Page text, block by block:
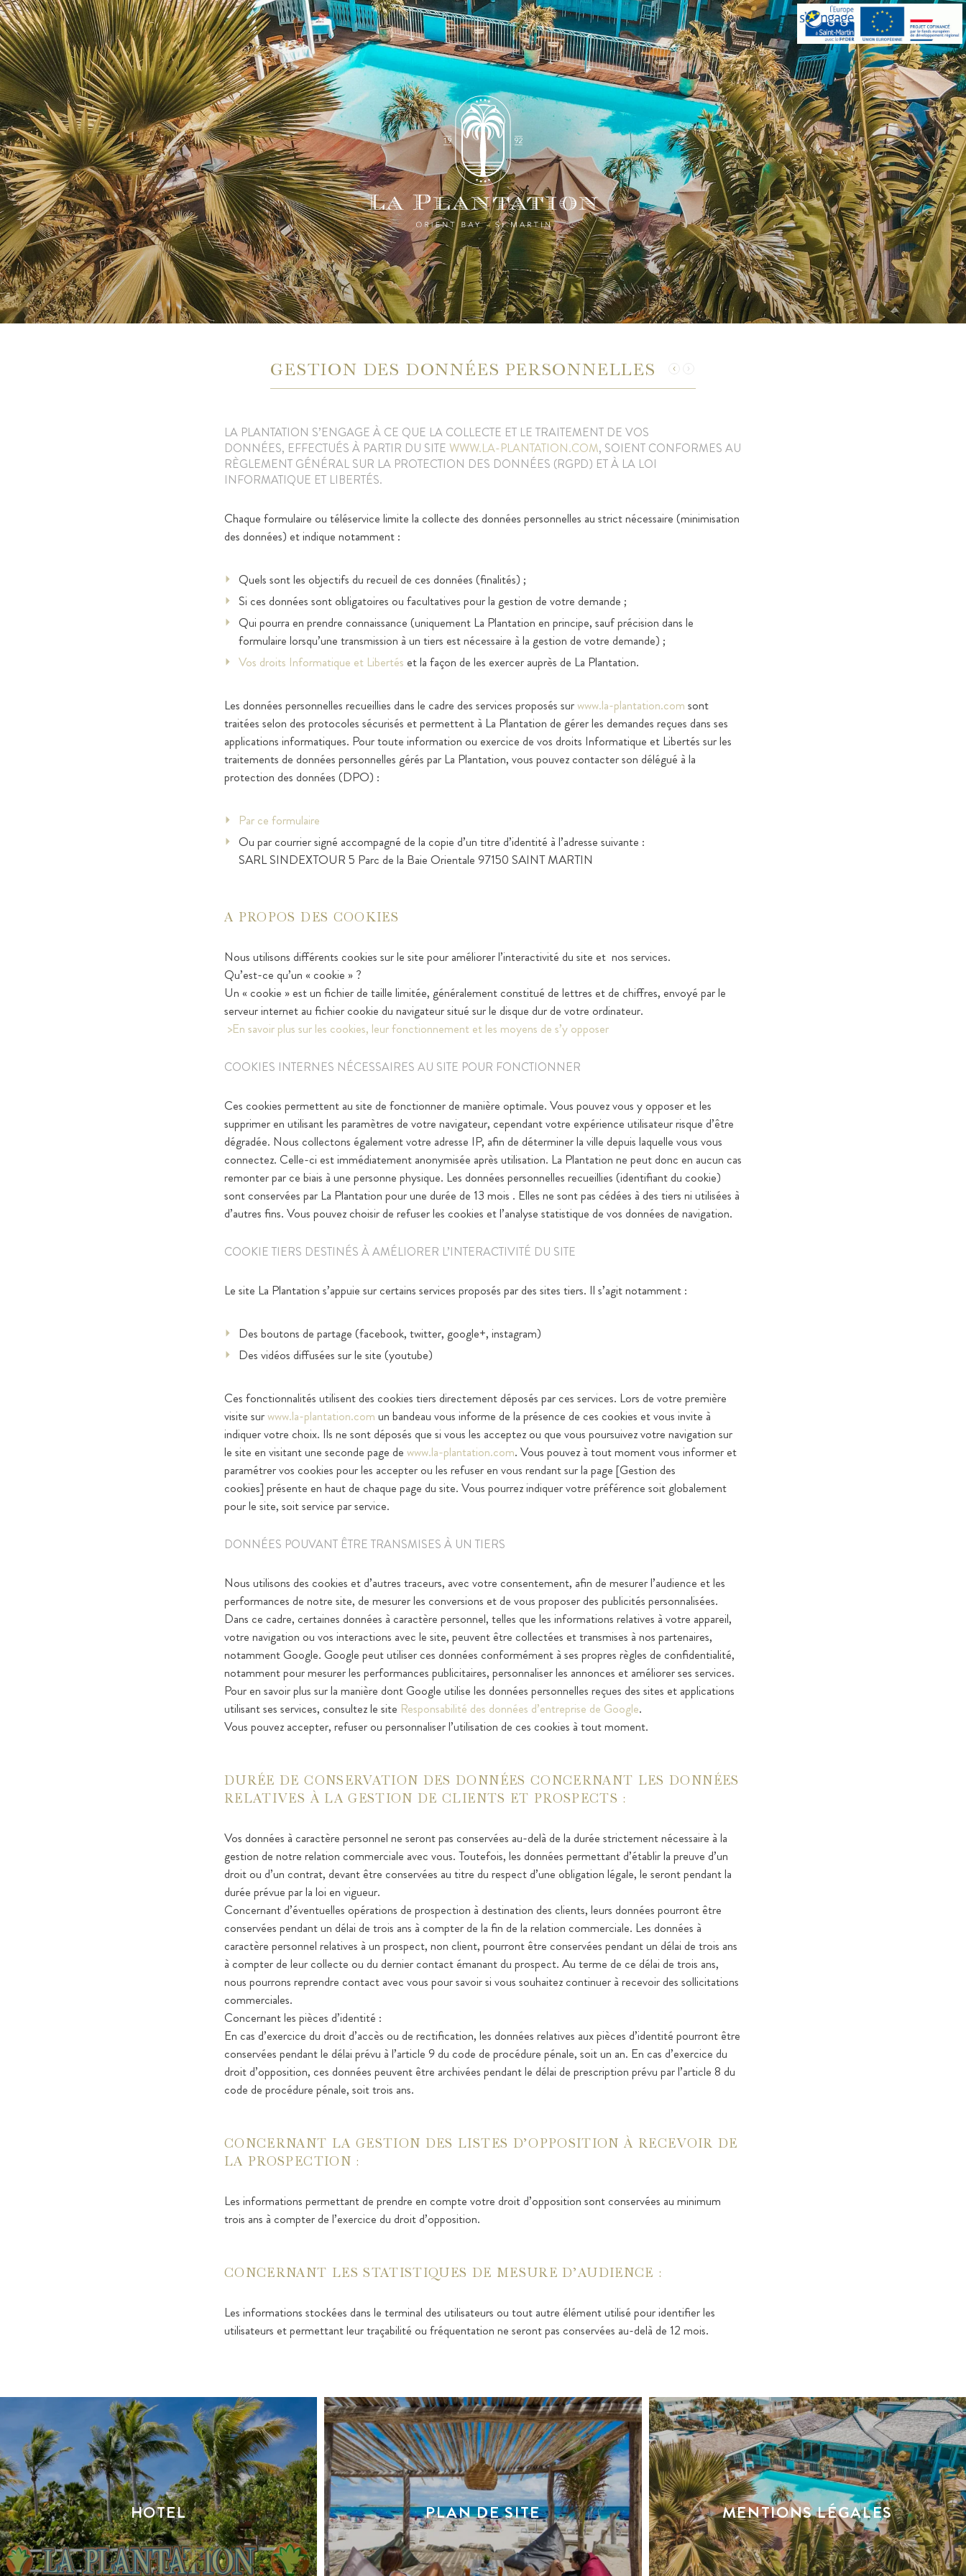
GESTION DES DONNÉES PERSONNELLES
LA PLANTATION S’ENGAGE À CE QUE LA COLLECTE ET LE TRAITEMENT DE VOS
DONNÉES, EFFECTUÉS À PARTIR DU SITE WWW.LA-PLANTATION.COM, SOIENT CONFORMES AU
RÈGLEMENT GÉNÉRAL SUR LA PROTECTION DES DONNÉES (RGPD) ET À LA LOI
INFORMATIQUE ET LIBERTÉS.
Chaque formulaire ou téléservice limite la collecte des données personnelles au strict nécessaire (minimisation
des données) et indique notamment :
Quels sont les objectifs du recueil de ces données (finalités) ;
Si ces données sont obligatoires ou facultatives pour la gestion de votre demande ;
Qui pourra en prendre connaissance (uniquement La Plantation en principe, sauf précision dans le
formulaire lorsqu’une transmission à un tiers est nécessaire à la gestion de votre demande) ;
Vos droits Informatique et Libertés et la façon de les exercer auprès de La Plantation.
Les données personnelles recueillies dans le cadre des services proposés surwww.la-plantation.com sont
traitées selon des protocoles sécurisés et permettent à La Plantation de gérer les demandes reçues dans ses
applications informatiques. Pour toute information ou exercice de vos droits Informatique et Libertés sur les
traitements de données personnelles gérés par La Plantation, vous pouvez contacter son délégué à la
protection des données (DPO) :
Par ce formulaire
Ou par courrier signé accompagné de la copie d’un titre d’identité à l’adresse suivante :
SARL SINDEXTOUR 5 Parc de la Baie Orientale 97150 SAINT MARTIN
A PROPOS DES COOKIES
Nous utilisons différents cookies sur le site pour améliorer l’interactivité du site et nos services.
Qu’est-ce qu’un « cookie » ?
Un « cookie » est un fichier de taille limitée, généralement constitué de lettres et de chiffres, envoyé par le
serveur internet au fichier cookie du navigateur situé sur le disque dur de votre ordinateur.
>En savoir plus sur les cookies, leur fonctionnement et les moyens de s’y opposer
COOKIES INTERNES NÉCESSAIRES AU SITE POUR FONCTIONNER
Ces cookies permettent au site de fonctionner de manière optimale. Vous pouvez vous y opposer et les
supprimer en utilisant les paramètres de votre navigateur, cependant votre expérience utilisateur risque d’être
dégradée. Nous collectons également votre adresse IP, afin de déterminer la ville depuis laquelle vous vous
connectez. Celle-ci est immédiatement anonymisée après utilisation. La Plantation ne peut donc en aucun cas
remonter par ce biais à une personne physique. Les données personnelles recueillies (identifiant du cookie)
sont conservées par La Plantation pour une durée de 13 mois . Elles ne sont pas cédées à des tiers ni utilisées à
d’autres fins. Vous pouvez choisir de refuser les cookies et l’analyse statistique de vos données de navigation.
COOKIE TIERS DESTINÉS À AMÉLIORER L’INTERACTIVITÉ DU SITE
Le site La Plantation s’appuie sur certains services proposés par des sites tiers. Il s’agit notamment :
Des boutons de partage (facebook, twitter, google+, instagram)
Des vidéos diffusées sur le site (youtube)
Ces fonctionnalités utilisent des cookies tiers directement déposés par ces services. Lors de votre première
visite surwww.la-plantation.com un bandeau vous informe de la présence de ces cookies et vous invite à
indiquer votre choix. Ils ne sont déposés que si vous les acceptez ou que vous poursuivez votre navigation sur
le site en visitant une seconde page de www.la-plantation.com. Vous pouvez à tout moment vous informer et
paramétrer vos cookies pour les accepter ou les refuser en vous rendant sur la page [Gestion des
cookies] présente en haut de chaque page du site. Vous pourrez indiquer votre préférence soit globalement
pour le site, soit service par service.
DONNÉES POUVANT ÊTRE TRANSMISES À UN TIERS
Nous utilisons des cookies et d’autres traceurs, avec votre consentement, afin de mesurer l’audience et les
performances de notre site, de mesurer les conversions et de vous proposer des publicités personnalisées.
Dans ce cadre, certaines données à caractère personnel, telles que les informations relatives à votre appareil,
votre navigation ou vos interactions avec le site, peuvent être collectées et transmises à nos partenaires,
notamment Google. Google peut utiliser ces données conformément à ses propres règles de confidentialité,
notamment pour mesurer les performances publicitaires, personnaliser les annonces et améliorer ses services.
Pour en savoir plus sur la manière dont Google utilise les données personnelles reçues des sites et applications
utilisant ses services, consultez le site Responsabilité des données d’entreprise de Google.
Vous pouvez accepter, refuser ou personnaliser l’utilisation de ces cookies à tout moment.
DURÉE DE CONSERVATION DES DONNÉES CONCERNANT LES DONNÉES
RELATIVES À LA GESTION DE CLIENTS ET PROSPECTS :
Vos données à caractère personnel ne seront pas conservées au-delà de la durée strictement nécessaire à la
gestion de notre relation commerciale avec vous. Toutefois, les données permettant d’établir la preuve d’un
droit ou d’un contrat, devant être conservées au titre du respect d’une obligation légale, le seront pendant la
durée prévue par la loi en vigueur.
Concernant d’éventuelles opérations de prospection à destination des clients, leurs données pourront être
conservées pendant un délai de trois ans à compter de la fin de la relation commerciale. Les données à
caractère personnel relatives à un prospect, non client, pourront être conservées pendant un délai de trois ans
à compter de leur collecte ou du dernier contact émanant du prospect. Au terme de ce délai de trois ans,
nous pourrons reprendre contact avec vous pour savoir si vous souhaitez continuer à recevoir des sollicitations
commerciales.
Concernant les pièces d’identité :
En cas d’exercice du droit d’accès ou de rectification, les données relatives aux pièces d’identité pourront être
conservées pendant le délai prévu à l’article 9 du code de procédure pénale, soit un an. En cas d’exercice du
droit d’opposition, ces données peuvent être archivées pendant le délai de prescription prévu par l’article 8 du
code de procédure pénale, soit trois ans.
CONCERNANT LA GESTION DES LISTES D’OPPOSITION À RECEVOIR DE
LA PROSPECTION :
Les informations permettant de prendre en compte votre droit d’opposition sont conservées au minimum
trois ans à compter de l’exercice du droit d’opposition.
CONCERNANT LES STATISTIQUES DE MESURE D’AUDIENCE :
Les informations stockées dans le terminal des utilisateurs ou tout autre élément utilisé pour identifier les
utilisateurs et permettant leur traçabilité ou fréquentation ne seront pas conservées au-delà de 12 mois.
HOTEL PLAN DE SITE MENTIONS LÉGALES